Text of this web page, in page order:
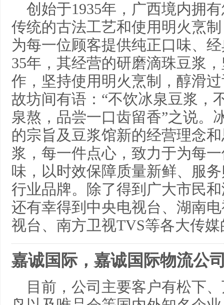
创始于1935年，广西境内拥
传统的古法工艺和使用明火烹
为每一位顾客提供纯正口味、
35年，其经营的研磨滴珠豆浆
作，坚持使用明火烹制，醇滑
故坊间有语：“不饮冰泉豆浆，
泉熬，品尝一口齿留香”之说。
的宗旨及豆浆馆新的经营理念
浆，每一件点心，致力于为每
味，以时效保障质量新鲜、服
行业品牌。除了得到广大市民
还有幸得到中央电视台、湖南
视台、南方卫视TVS等各大传
嘉诚国际，嘉诚国际物流公
目前，公司主要客户有松下